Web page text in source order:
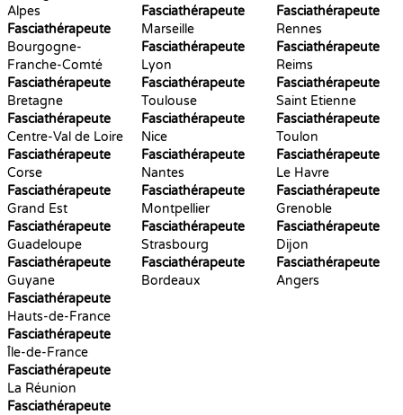
Alpes
Fasciathérapeute
Bourgogne-
Franche-Comté
Fasciathérapeute
Bretagne
Fasciathérapeute
Centre-Val de Loire
Fasciathérapeute
Corse
Fasciathérapeute
Grand Est
Fasciathérapeute
Guadeloupe
Fasciathérapeute
Guyane
Fasciathérapeute
Hauts-de-France
Fasciathérapeute
Île-de-France
Fasciathérapeute
La Réunion
Fasciathérapeute
Fasciathérapeute
Marseille
Fasciathérapeute
Lyon
Fasciathérapeute
Toulouse
Fasciathérapeute
Nice
Fasciathérapeute
Nantes
Fasciathérapeute
Montpellier
Fasciathérapeute
Strasbourg
Fasciathérapeute
Bordeaux
Fasciathérapeute
Rennes
Fasciathérapeute
Reims
Fasciathérapeute
Saint Etienne
Fasciathérapeute
Toulon
Fasciathérapeute
Le Havre
Fasciathérapeute
Grenoble
Fasciathérapeute
Dijon
Fasciathérapeute
Angers